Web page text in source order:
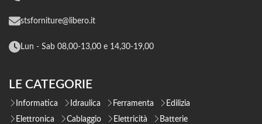
stsforniture@libero.it
Lun - Sab 08,00-13,00 e 14,30-19,00
LE CATEGORIE
Informatica Idraulica Ferramenta
Edilizia
Elettronica
Cablaggio Elettricità
Batterie